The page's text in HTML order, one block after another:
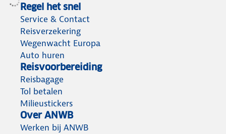
Regel het snel
Service & Contact
Reisverzekering
Wegenwacht Europa
Auto huren
Reisvoorbereiding
Reisbagage
Tol betalen
Milieustickers
Over ANWB
Werken bij ANWB